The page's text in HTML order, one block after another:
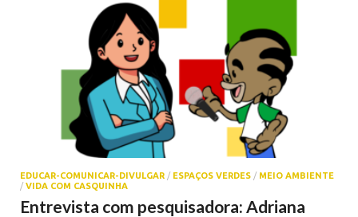
EDUCAR-COMUNICAR-DIVULGAR / ESPAÇOS VERDES / MEIO AMBIENTE
/ VIDA COM CASQUINHA
Entrevista com pesquisadora: Adriana